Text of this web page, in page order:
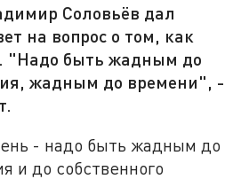
Соловьёв дал
на вопрос о том, как
"Надо быть жадным до
жадным до времени", -
- надо быть жадным до
и до собственного